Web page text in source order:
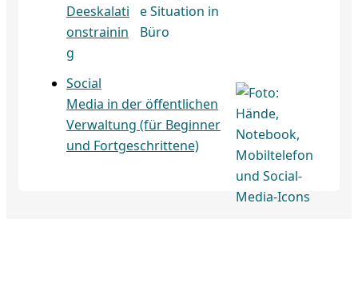
Deeskalati
onstrainin
g
Social
Media in der öffentlichen
Verwaltung (für Beginner
und Fortgeschrittene)